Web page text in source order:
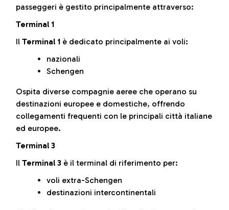
passeggeri è gestito principalmente attraverso:
Terminal 1
Il Terminal 1 è dedicato principalmente ai voli:
nazionali
Schengen
Ospita diverse compagnie aeree che operano su
destinazioni europee e domestiche, offrendo
collegamenti frequenti con le principali città italiane
ed europee.
Terminal 3
Il Terminal 3 è il terminal di riferimento per:
voli extra-Schengen
destinazioni intercontinentali